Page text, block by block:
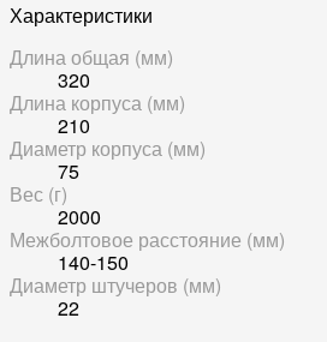
Характеристики
Длина общая (мм)
320
Длина корпуса (мм)
210
Диаметр корпуса (мм)
75
Вес (г)
2000
Межболтовое расстояние (мм)
140-150
Диаметр штучеров (мм)
22